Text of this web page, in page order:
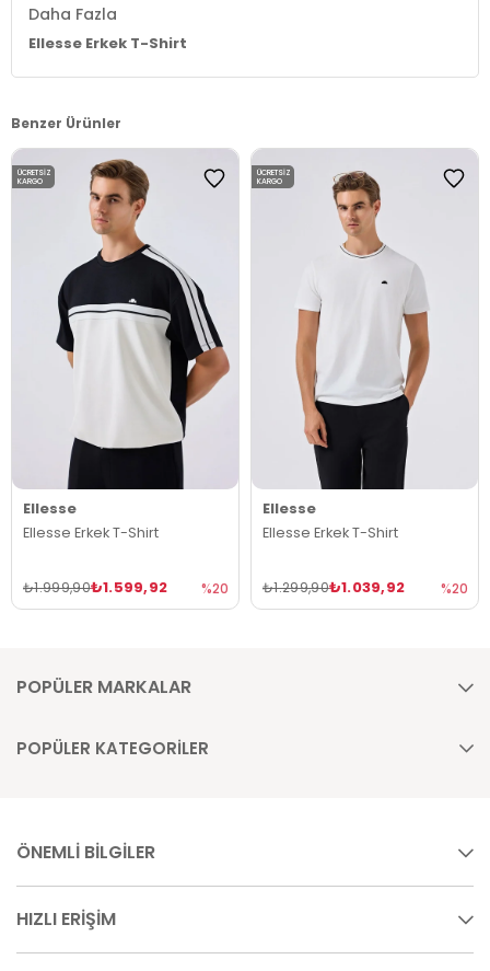
Daha Fazla
Ellesse Erkek T-Shirt
Benzer Ürünler
Ellesse
Ellesse Erkek T-Shirt
₺1.599,92
₺1.999,90 %20
ÜCRETSIZ
KARGO
Ellesse
Ellesse Erkek T-Shirt
₺1.039,92
₺1.299,90 %20
ÜCRETSIZ
KARGO
POPÜLER MARKALAR
POPÜLER KATEGORİLER
ÖNEMLİ BİLGİLER
HIZLI ERİŞİM